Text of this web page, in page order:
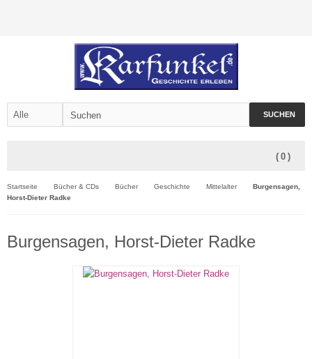
SUCHEN
( 0 )
Startseite Bücher & CDs Bücher Geschichte Mittelalter
Burgensagen,
Horst-Dieter Radke
Burgensagen, Horst-Dieter Radke